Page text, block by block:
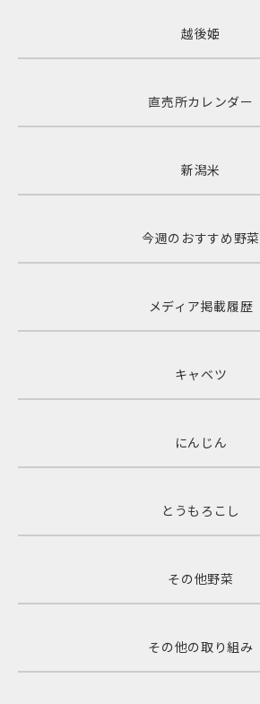
越後姫
直売所カレンダー
新潟米
今週のおすすめ野菜
メディア掲載履歴
キャベツ
にんじん
とうもろこし
その他野菜
その他の取り組み